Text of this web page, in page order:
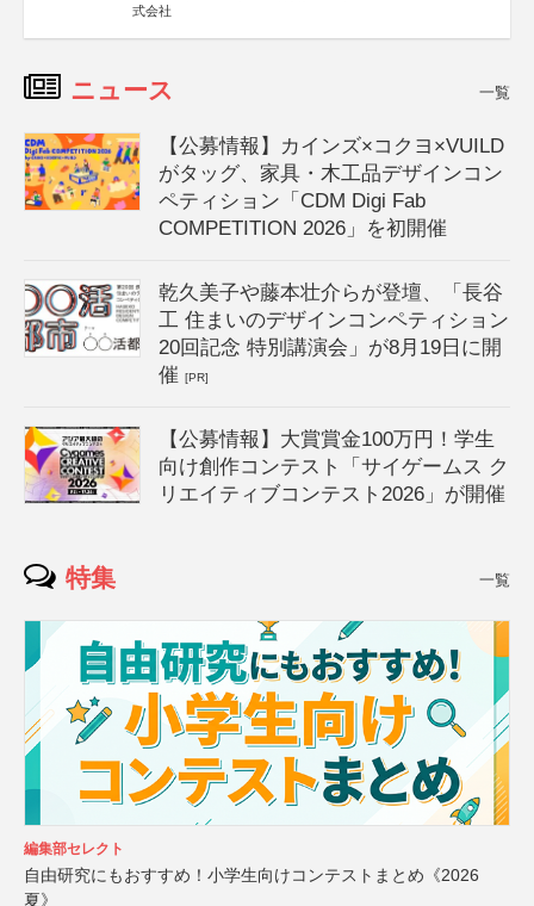
式会社
ニュース 一覧
【公募情報】カインズ×コクヨ×VUILD
がタッグ、家具・木工品デザインコン
ペティション「CDM Digi Fab
COMPETITION 2026」を初開催
乾久美子や藤本壮介らが登壇、「長谷
工 住まいのデザインコンペティション
20回記念 特別講演会」が8月19日に開
催[PR]
【公募情報】大賞賞金100万円！学生
向け創作コンテスト「サイゲームス ク
リエイティブコンテスト2026」が開催
特集 一覧
編集部セレクト
自由研究にもおすすめ！小学生向けコンテストまとめ《2026
夏》